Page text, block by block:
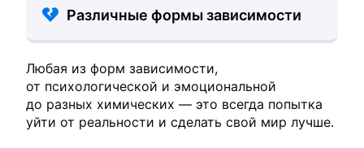
Различные формы зависимости
Любая из форм зависимости,
от психологической и эмоциональной
до разных химических — это всегда попытка
уйти от реальности и сделать свой мир лучше.